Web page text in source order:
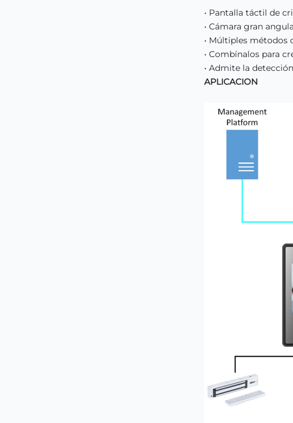
• Pantalla táctil de
• Cámara gran
• Múltiples métodos
• Combínalos para
• Admite la
APLICACION